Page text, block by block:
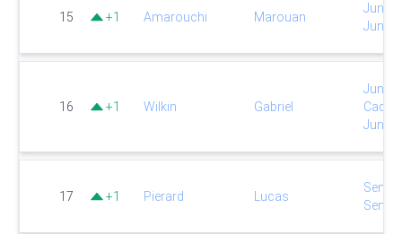
15 +1 Amarouchi Marouan
Junior
Junior
16 +1 Wilkin Gabriel
Junior
Cadet
Junior
17 +1 Pierard Lucas
Senior
Senior